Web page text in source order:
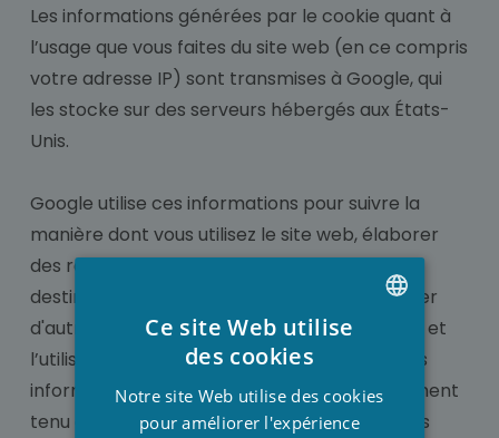
Les informations générées par le cookie quant à
l’usage que vous faites du site web (en ce compris
votre adresse IP) sont transmises à Google, qui
les stocke sur des serveurs hébergés aux États-
Unis.
Google utilise ces informations pour suivre la
manière dont vous utilisez le site web, élaborer
des rapports sur l’utilisation du site web à
destination des exploitants du site et proposer
d'autres services portant sur l’activité du site et
l’utilisation d'Internet. Google peut fournir ces
informations à des tiers si Google est légalement
tenu de le faire ou dans la mesure où ces tiers
ENGLISH
Ce site Web utilise
des cookies
Notre site Web utilise des cookies
pour améliorer l'expérience